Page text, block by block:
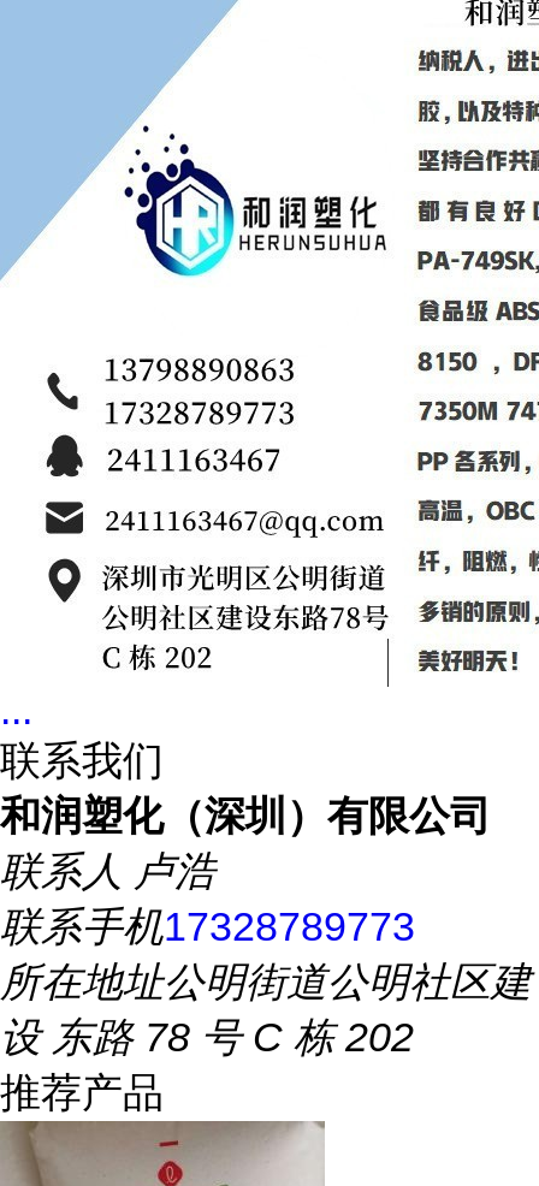
...
联系我们
和润塑化（深圳）有限公司
联系人 卢浩
联系手机17328789773
所在地址公明街道公明社区建
设 东路 78 号 C 栋 202
推荐产品